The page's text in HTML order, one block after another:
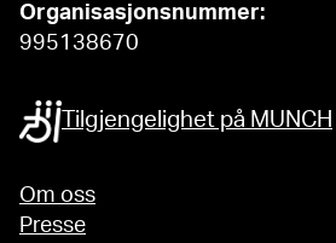
Organisasjonsnummer:
995138670
Tilgjengelighet på MUNCH
Om oss
Presse